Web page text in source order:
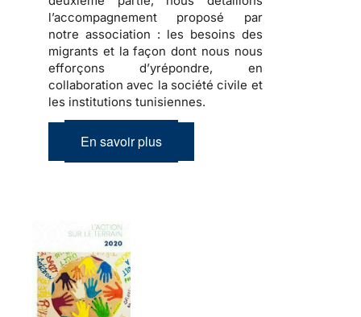
l’accompagnement proposé par
notre association : les besoins des
migrants et la façon dont nous nous
efforçons d’yrépondre, en
collaboration avec la société civile et
les institutions tunisiennes.
En savoir plus